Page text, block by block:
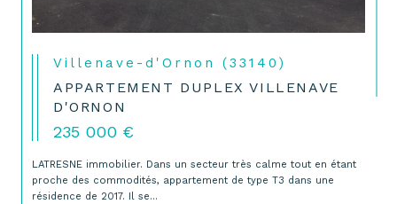
Villenave-d'Ornon (33140)
APPARTEMENT DUPLEX VILLENAVE
D'ORNON
235 000 €
LATRESNE immobilier. Dans un secteur très calme tout en étant
proche des commodités, appartement de type T3 dans une
résidence de 2017. Il se...